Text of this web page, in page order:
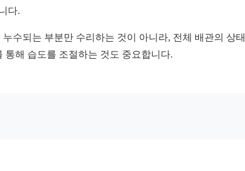
다.
수되는 부분만 수리하는 것이 아니라, 전체 배관의 상
해 습도를 조절하는 것도 중요합니다.